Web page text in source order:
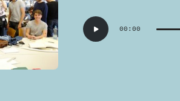
Audio-
Player
00:00